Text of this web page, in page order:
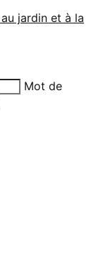
jardin et à la
Mot de